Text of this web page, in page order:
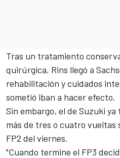
Tras un tratamiento
quirúrgica, Rins llegó a
rehabilitación y cuidados
sometió iban a hacer efecto.
Sin embargo, el de Suzuki
más de tres o cuatro vueltas
FP2 del viernes.
"Cuando termine el FP3